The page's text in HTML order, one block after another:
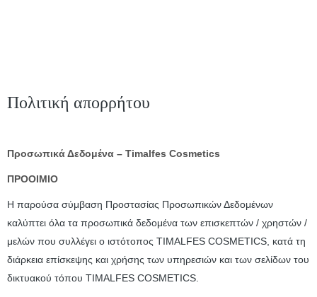
Πολιτική απορρήτου
Προσωπικά Δεδομένα – Timalfes Cosmetics
ΠΡΟΟΙΜΙΟ
Η παρούσα σύμβαση Προστασίας Προσωπικών Δεδομένων
καλύπτει όλα τα προσωπικά δεδομένα των επισκεπτών / χρηστών /
μελών που συλλέγει ο ιστότοπος TIMALFES COSMETICS, κατά τη
διάρκεια επίσκεψης και χρήσης των υπηρεσιών και των σελίδων του
δικτυακού τόπου TIMALFES COSMETICS.